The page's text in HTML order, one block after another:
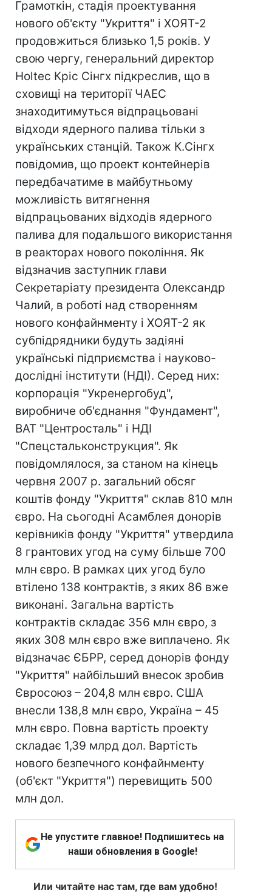
Грамоткін, стадія проектування
нового об'єкту "Укриття" і ХОЯТ-2
продовжиться близько 1,5 років. У
свою чергу, генеральний директор
Holteс Кріс Сінгх підкреслив, що в
сховищі на території ЧАЕС
знаходитимуться відпрацьовані
відходи ядерного палива тільки з
українських станцій. Також К.Сінгх
повідомив, що проект контейнерів
передбачатиме в майбутньому
можливість витягнення
відпрацьованих відходів ядерного
палива для подальшого використання
в реакторах нового покоління. Як
відзначив заступник глави
Секретаріату президента Олександр
Чалий, в роботі над створенням
нового конфайнменту і ХОЯТ-2 як
субпідрядники будуть задіяні
українські підприємства і науково-
дослідні інститути (НДІ). Серед них:
корпорація "Укренергобуд",
виробниче об'єднання "Фундамент",
ВАТ "Центросталь" і НДІ
"Спецстальконструкция". Як
повідомлялося, за станом на кінець
червня 2007 р. загальний обсяг
коштів фонду "Укриття" склав 810 млн
євро. На сьогодні Асамблея донорів
керівників фонду "Укриття" утвердила
8 грантових угод на суму більше 700
млн євро. В рамках цих угод було
втілено 138 контрактів, з яких 86 вже
виконані. Загальна вартість
контрактів складає 356 млн євро, з
яких 308 млн євро вже виплачено. Як
відзначає ЄБРР, серед донорів фонду
"Укриття" найбільший внесок зробив
Євросоюз – 204,8 млн євро. США
внесли 138,8 млн євро, Україна – 45
млн євро. Повна вартість проекту
складає 1,39 млрд дол. Вартість
нового безпечного конфайнменту
(об'єкт "Укриття") перевищить 500
млн дол.
Не упустите главное! Подпишитесь на
наши обновления в Google!
Или читайте нас там, где вам удобно!